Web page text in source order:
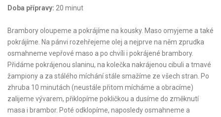
Doba přípravy: 20 minut
Brambory oloupeme a pokrájíme na kousky. Maso omyjeme a také
pokrájíme. Na pánvi rozehřejeme olej a nejprve na něm zprudka
osmahneme vepřové maso a po chvíli i pokrájené brambory.
Přidáme pokrájenou slaninu, na kolečka nakrájenou cibuli a tmavé
žampiony a za stálého míchání stále smažíme ze všech stran. Po
zhruba 10 minutách (neustále přitom mícháme a obracíme)
zalijeme vývarem, přiklopíme pokličkou a dusíme do změknutí
masa i brambor. Poté odklopíme, naposledy osmahneme a